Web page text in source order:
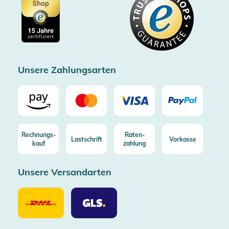
Cookie-Einstellungen
ImpressumGratis Versand ab 100€ Bestellwert (in DE/AT)
Kostenlose Rücksendung (aus DE/AT)
Unsere Zahlungsarten
Rechnungs-
kauf
Lastschrift
Raten-
zahlung
Vorkasse
Unsere Versandarten
Unsere
Versandarten
DHL
Unsere
Versandarten
GLS